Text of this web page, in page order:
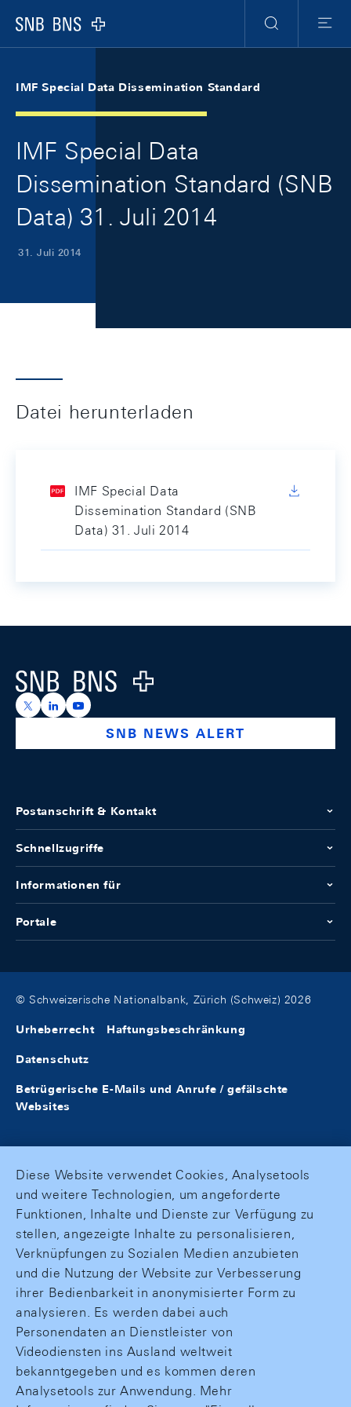
Logo
Suche
Menu
IMF Special Data Dissemination Standard
IMF Special Data
Dissemination Standard (SNB
Data) 31. Juli 2014
31. Juli 2014
Datei herunterladen
IMF Special Data
Dissemination Standard (SNB
Data) 31. Juli 2014
Logo
https://x.com/snb_bns
https://ch.linkedin.com/company/swiss-national-
https://www.youtube.com/@swissnationalbank
SNB NEWS ALERT
Postanschrift & Kontakt
Schnellzugriffe
Informationen für
Portale
© Schweizerische Nationalbank, Zürich (Schweiz) 2026
Urheberrecht Haftungsbeschränkung
Datenschutz
Betrügerische E-Mails und Anrufe / gefälschte
Websites
Diese Website verwendet Cookies, Analysetools
und weitere Technologien, um angeforderte
Funktionen, Inhalte und Dienste zur Verfügung zu
stellen, angezeigte Inhalte zu personalisieren,
Verknüpfungen zu Sozialen Medien anzubieten
und die Nutzung der Website zur Verbesserung
ihrer Bedienbarkeit in anonymisierter Form zu
analysieren. Es werden dabei auch
Personendaten an Dienstleister von
Videodiensten ins Ausland weltweit
bekanntgegeben und es kommen deren
Analysetools zur Anwendung. Mehr